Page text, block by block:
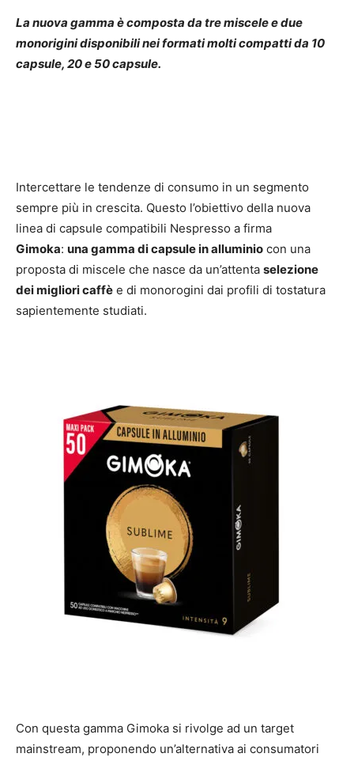
La nuova gamma è composta da tre miscele e due
monorigini disponibili nei formati molti compatti da 10
capsule, 20 e 50 capsule.
Intercettare le tendenze di consumo in un segmento
sempre più in crescita. Questo l’obiettivo della nuova
linea di capsule compatibili Nespresso a firma
Gimoka: una gamma di capsule in alluminio con una
proposta di miscele che nasce da un’attenta selezione
dei migliori caffè e di monorogini dai profili di tostatura
sapientemente studiati.
Con questa gamma Gimoka si rivolge ad un target
mainstream, proponendo un’alternativa ai consumatori